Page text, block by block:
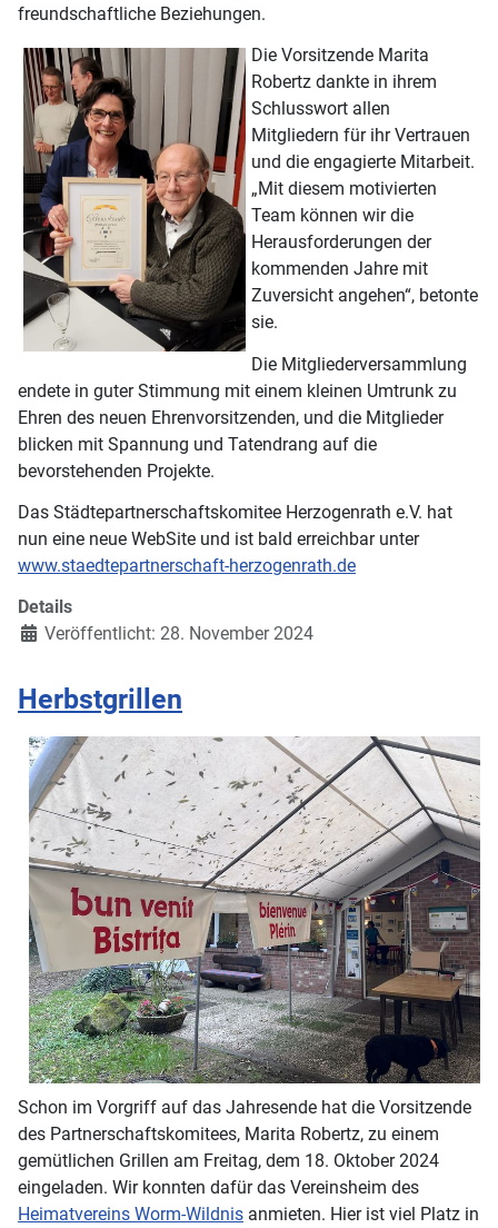
freundschaftliche Beziehungen.
Die Vorsitzende Marita
Robertz dankte in ihrem
Schlusswort allen
Mitgliedern für ihr Vertrauen
und die engagierte Mitarbeit.
„Mit diesem motivierten
Team können wir die
Herausforderungen der
kommenden Jahre mit
Zuversicht angehen“, betonte
sie.
Die Mitgliederversammlung
endete in guter Stimmung mit einem kleinen Umtrunk zu
Ehren des neuen Ehrenvorsitzenden, und die Mitglieder
blicken mit Spannung und Tatendrang auf die
bevorstehenden Projekte.
Das Städtepartnerschaftskomitee Herzogenrath e.V. hat
nun eine neue WebSite und ist bald erreichbar unter
www.staedtepartnerschaft-herzogenrath.de
Details
Veröffentlicht: 28. November 2024
Herbstgrillen
Schon im Vorgriff auf das Jahresende hat die Vorsitzende
des Partnerschaftskomitees, Marita Robertz, zu einem
gemütlichen Grillen am Freitag, dem 18. Oktober 2024
eingeladen. Wir konnten dafür das Vereinsheim des
Heimatvereins Worm-Wildnis anmieten. Hier ist viel Platz in